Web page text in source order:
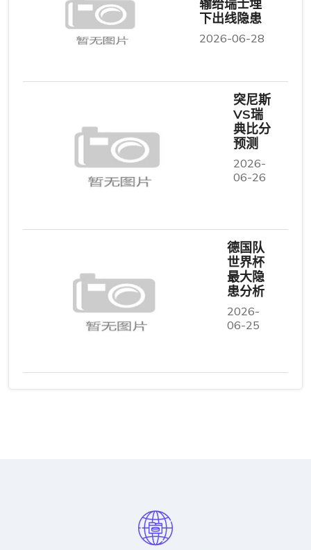
输给瑞士埋
下出线隐患
2026-06-28
突尼斯
VS瑞
典比分
预测
2026-
06-26
德国队
世界杯
最大隐
患分析
2026-
06-25